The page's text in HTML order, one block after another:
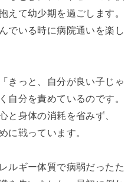
えて幼少期を過ごします。
でいる時に病院通いを楽し
きっと、自分が良い子じゃ
分を責めているのです。
と身体の消耗を省みず、
に戦っています。
ルギー体質で病弱だったた